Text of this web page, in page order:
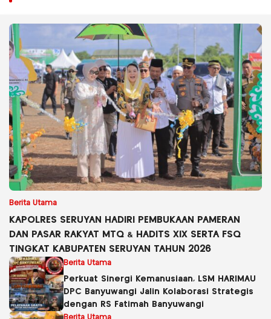
Berita Utama
KAPOLRES SERUYAN HADIRI PEMBUKAAN PAMERAN
DAN PASAR RAKYAT MTQ & HADITS XIX SERTA FSQ
TINGKAT KABUPATEN SERUYAN TAHUN 2026
Berita Utama
Perkuat Sinergi Kemanusiaan, LSM HARIMAU
DPC Banyuwangi Jalin Kolaborasi Strategis
dengan RS Fatimah Banyuwangi
Berita Utama